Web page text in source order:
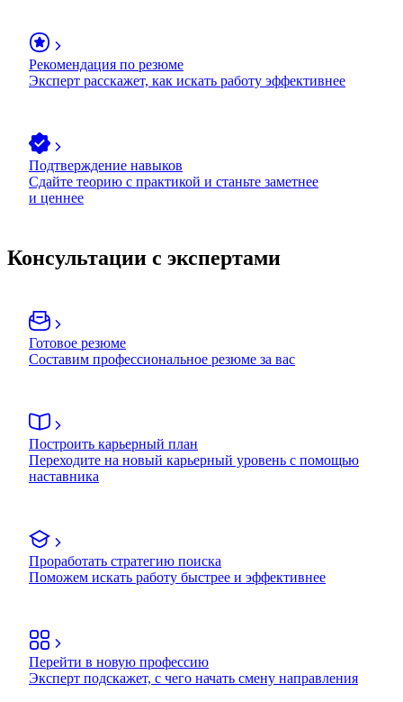
Рекомендация по резюме
Эксперт расскажет, как искать работу эффективнее
Подтверждение навыков
Сдайте теорию с практикой и станьте заметнее
и ценнее
Консультации с экспертами
Готовое резюме
Составим профессиональное резюме за вас
Построить карьерный план
Переходите на новый карьерный уровень с помощью
наставника
Проработать стратегию поиска
Поможем искать работу быстрее и эффективнее
Перейти в новую профессию
Эксперт подскажет, с чего начать смену направления